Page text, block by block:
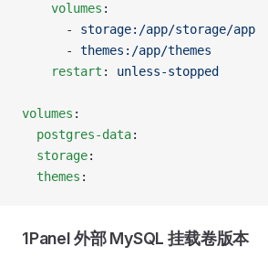
    volumes
:
      -
storage:/app/storage/app
      -
themes:/app/themes
    restart
: unless-stopped
volumes :
  postgres-data
:
  storage
:
  themes
:
1Panel 外部 MySQL 挂载卷版本